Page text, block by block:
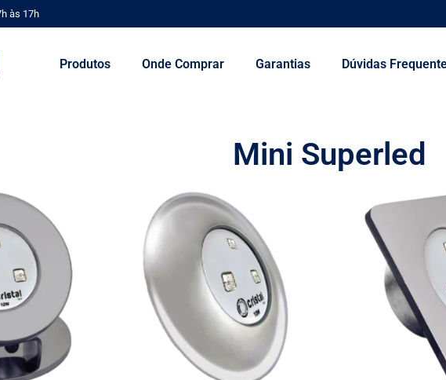
às 17h
Produtos Onde Comprar Garantias Dúvidas
Mini Superled